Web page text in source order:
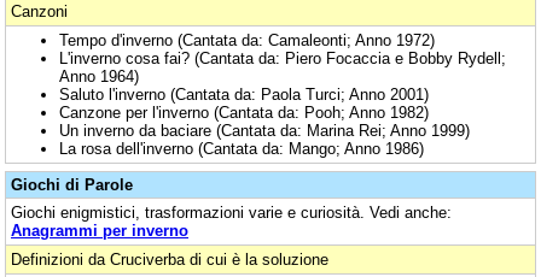
Canzoni
Tempo d'inverno (Cantata da: Camaleonti; Anno 1972)
L'inverno cosa fai? (Cantata da: Piero Focaccia e Bobby Rydell;
Anno 1964)
Saluto l'inverno (Cantata da: Paola Turci; Anno 2001)
Canzone per l'inverno (Cantata da: Pooh; Anno 1982)
Un inverno da baciare (Cantata da: Marina Rei; Anno 1999)
La rosa dell'inverno (Cantata da: Mango; Anno 1986)
Giochi di Parole
Giochi enigmistici, trasformazioni varie e curiosità. Vedi anche:
Anagrammi per inverno
Definizioni da Cruciverba di cui è la soluzione